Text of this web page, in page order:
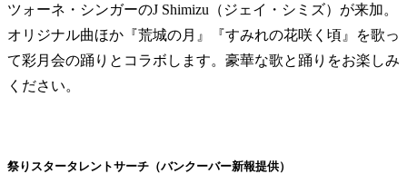
ツォーネ・シンガーのJ Shimizu（ジェイ・シミズ）が来加。
オリジナル曲ほか『荒城の月』『すみれの花咲く頃』を歌っ
て彩月会の踊りとコラボします。豪華な歌と踊りをお楽しみ
ください。
祭りスタータレントサーチ（バンクーバー新報提供）